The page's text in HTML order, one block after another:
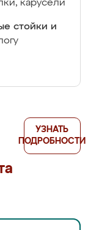
карусели
стойки и
УЗНАТЬ
ПОДРОБНОСТИ